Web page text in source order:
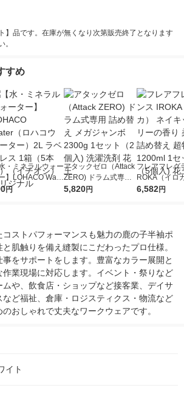
】品です。在庫が無くなり次第販売終了となります
。
すめ
・ミネラルウォー
】LOHACO Wate
ハコウォータ
円
アタックゼロ（Attack
ZERO) ドラム式専用
詰め替え メガジャン
5,820円
フレアフレグ
ROKA（イロ
イキッドリリ
6,582円
コストパフォーマンスも魅力の鹿の子半袖ポ
肌触りを備え縫製にこだわったプロ仕様。
をサポートをします。豊富なカラー展開と
業現場に対応します。イベント・祭りなど
や、飲食店・ショップなど接客業、デイサ
ど福祉、倉庫・ロジスティクス・物流など
おしゃれで丈夫なワークウェアです。
イト